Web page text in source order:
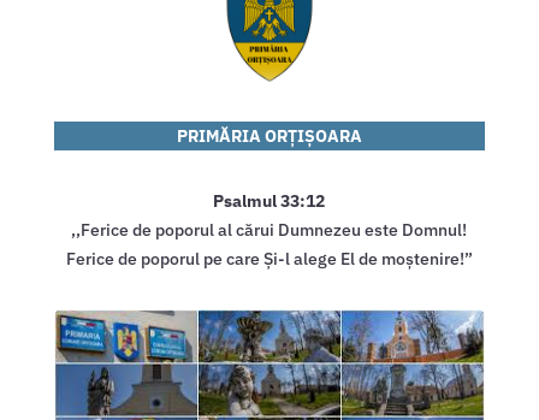
PRIMĂRIAORȚIȘOARA
Psalmul 33:12
,,Ferice de poporul al cărui Dumnezeu este Domnul!
Ferice de poporul pe care Și-l alege El de moștenire!”